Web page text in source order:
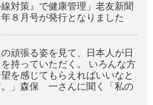
線対策』で健康管理」老友新聞
年８月号が発行となりました
の頑張る姿を見て、日本人が日
持っていただく。 いろんな方
を感じてもらえればいいなと
。」森保 一さんに聞く「私の